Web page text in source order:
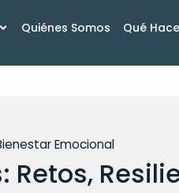
Quiénes Somos Qué
Emocional
Retos,